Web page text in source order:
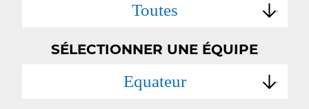
Toutes
SÉLECTIONNER UNE ÉQUIPE
Equateur